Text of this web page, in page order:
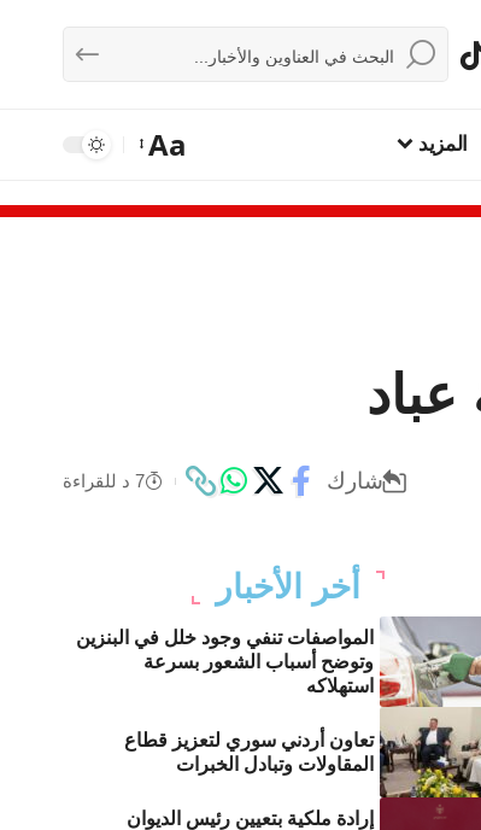
المزيد Aa
شارك 7 د للقراءة
أخر الأخبار
المواصفات تنفي وجود خلل في البنزين
وتوضح أسباب الشعور بسرعة
استهلاكه
تعاون أردني سوري لتعزيز قطاع
المقاولات وتبادل الخبرات
إرادة ملكية بتعيين رئيس الديوان